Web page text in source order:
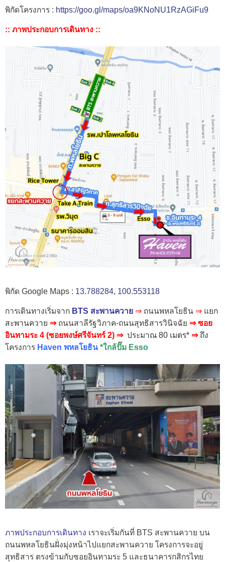
พิกัดโครงการ : https://goo.gl/maps/oa9KNoNU1RzAGiFu9
:: ภาพประกอบการเดินทาง ::
พิกัด Google Maps : 13.788284, 100.553118
การเดินทางเริ่มจาก BTS สะพานควาย ⇒ ถนนพหลโยธิน ⇒ แยก
สะพานควาย ⇒ ถนนสาลีรัฐวิภาค-ถนนสุทธิสารวินิจฉัย ⇒ ซอย
อินทามระ 4 (ซอยพงษ์ศรีจันทร์ 2) ⇒ ประมาณ 80 เมตร* ⇒ถึง
โครงการ Haven พหลโยธิน *ใกล้ปั๊ม Esso
ภาพประกอบการเดินทาง เราจะเริ่มกันที่ BTS สะพานควาย บน
ถนนพหลโยธินฝั่งมุ่งหน้าไปแยกสะพานควาย โครงการจะอยู่
สุทธิสาร ตรงข้ามกับซอยอินทามระ 5 และธนาคารกสิกรไทย